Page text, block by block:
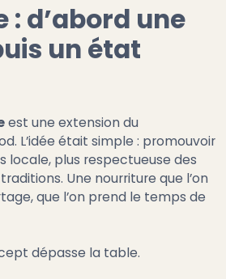
: d’abord une
un état
est une extension du
L’idée était simple : promouvoir
locale, plus respectueuse des
Une nourriture que l’on
que l’on prend le temps de
dépasse la table.